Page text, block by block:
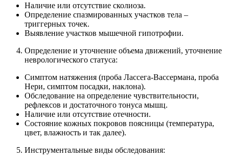
Наличие или отсутствие сколиоза.
Определение спазмированных участков тела –
триггерных точек.
Выявление участков мышечной гипотрофии.
Определение и уточнение объема движений, уточнение
неврологического статуса:
Симптом натяжения (проба Лассега-Вассермана, проба
Нери, симптом посадки, наклона).
Обследование на определение чувствительности,
рефлексов и достаточного тонуса мышц.
Наличие или отсутствие отечности.
Состояние кожных покровов поясницы (температура,
цвет, влажность и так далее).
Инструментальные виды обследования: